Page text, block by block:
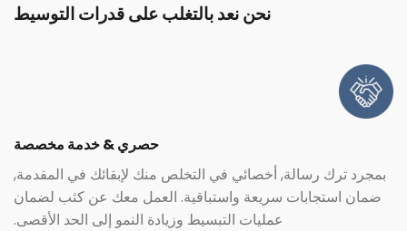
نحن نعد بالتغلب على قدرات التوسيط
حصري & خدمة مخصصة
بمجرد ترك رسالة, أخصائي في التخلص منك لإبقائك في المقدمة,
ضمان استجابات سريعة واستباقية. العمل معك عن كثب لضمان
عمليات التبسيط وزيادة النمو إلى الحد الأقصى.